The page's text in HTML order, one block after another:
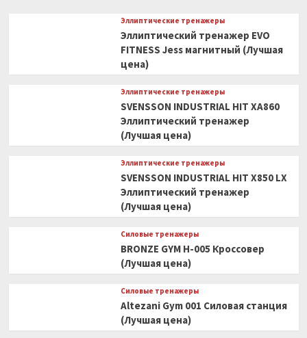
Эллиптические тренажеры
Эллиптический тренажер EVO
FITNESS Jess магнитный (Лучшая
цена)
Эллиптические тренажеры
SVENSSON INDUSTRIAL HIT XA860
Эллиптический тренажер
(Лучшая цена)
Эллиптические тренажеры
SVENSSON INDUSTRIAL HIT X850 LX
Эллиптический тренажер
(Лучшая цена)
Силовые тренажеры
BRONZE GYM H-005 Кроссовер
(Лучшая цена)
Силовые тренажеры
Altezani Gym 001 Силовая станция
(Лучшая цена)